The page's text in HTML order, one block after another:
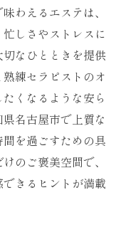
わえるエステは、
しさやストレスに
なひとときを提供
練セラピストのオ
くなるような安ら
名古屋市で上質な
を過ごすための具
のご褒美空間で、
きるヒントが満載